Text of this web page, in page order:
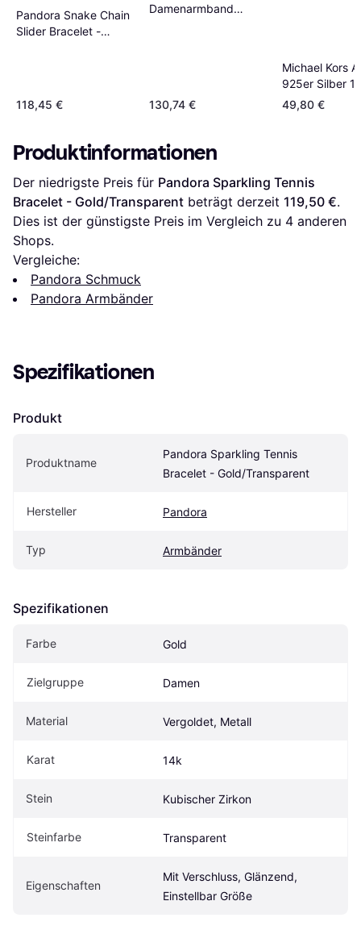
Pandora Snake Chain
Slider Bracelet -
118,45 €
Damenarmband
130,74 €
Michael Kors
925er Silber 1
Damen
49,80 €
Produktinformationen
Der niedrigste Preis für Pandora Sparkling Tennis
Bracelet - Gold/Transparent beträgt derzeit 119,50 €.
Dies ist der günstigste Preis im Vergleich zu 4 anderen
Shops.
Vergleiche:
Pandora Schmuck
Pandora Armbänder
Spezifikationen
Produkt
Produktname
Pandora Sparkling Tennis
Bracelet - Gold/Transparent
Hersteller Pandora
Typ Armbänder
Spezifikationen
Farbe Gold
Zielgruppe Damen
Material Vergoldet, Metall
Karat 14k
Stein Kubischer Zirkon
Steinfarbe Transparent
Eigenschaften
Mit Verschluss, Glänzend,
Einstellbar Größe